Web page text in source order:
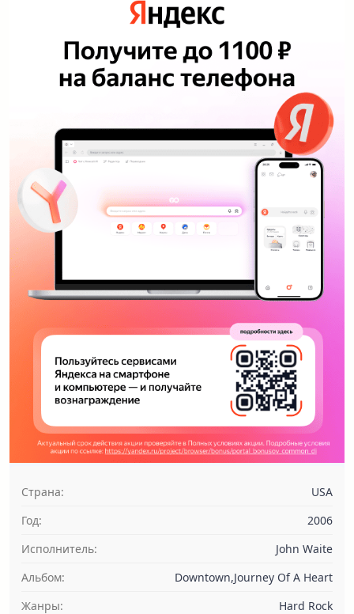
Страна:
USA
Год:
2006
Исполнитель:
John Waite
Альбом:
Downtown,Journey Of A Heart
Жанры:
Hard Rock